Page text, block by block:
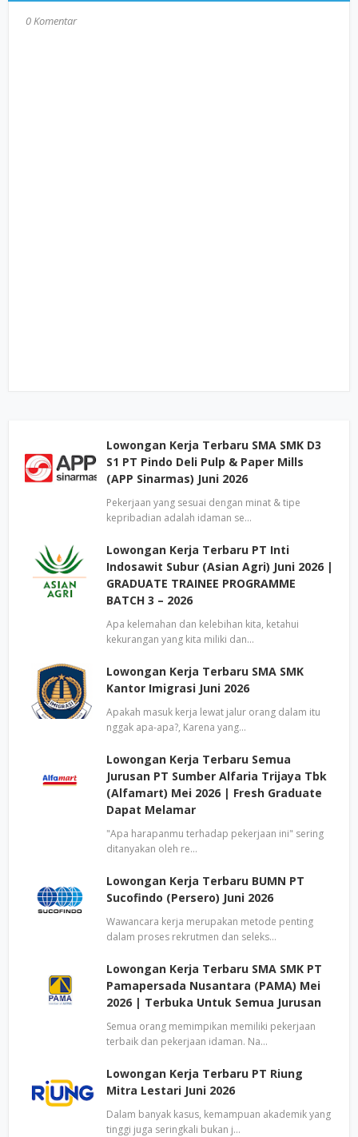
0 Komentar
Lowongan Kerja Terbaru SMA SMK D3
S1 PT Pindo Deli Pulp & Paper Mills
(APP Sinarmas) Juni 2026
Pekerjaan yang sesuai dengan minat & tipe
kepribadian adalah idaman se…
Lowongan Kerja Terbaru PT Inti
Indosawit Subur (Asian Agri) Juni 2026 |
GRADUATE TRAINEE PROGRAMME
BATCH 3 – 2026
Apa kelemahan dan kelebihan kita, ketahui
kekurangan yang kita miliki dan…
Lowongan Kerja Terbaru SMA SMK
Kantor Imigrasi Juni 2026
Apakah masuk kerja lewat jalur orang dalam itu
nggak apa-apa?, Karena yang…
Lowongan Kerja Terbaru Semua
Jurusan PT Sumber Alfaria Trijaya Tbk
(Alfamart) Mei 2026 | Fresh Graduate
Dapat Melamar
"Apa harapanmu terhadap pekerjaan ini" sering
ditanyakan oleh re…
Lowongan Kerja Terbaru BUMN PT
Sucofindo (Persero) Juni 2026
Wawancara kerja merupakan metode penting
dalam proses rekrutmen dan seleks…
Lowongan Kerja Terbaru SMA SMK PT
Pamapersada Nusantara (PAMA) Mei
2026 | Terbuka Untuk Semua Jurusan
Semua orang memimpikan memiliki pekerjaan
terbaik dan pekerjaan idaman. Na…
Lowongan Kerja Terbaru PT Riung
Mitra Lestari Juni 2026
Dalam banyak kasus, kemampuan akademik yang
tinggi juga seringkali bukan j…